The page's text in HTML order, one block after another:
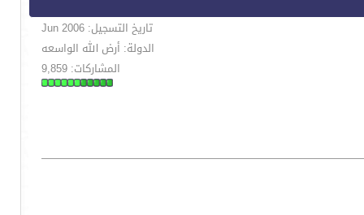
تاريخ التسجيل: Jun 2006
الدولة: أرض الله الواسعه
المشاركات: 9,859